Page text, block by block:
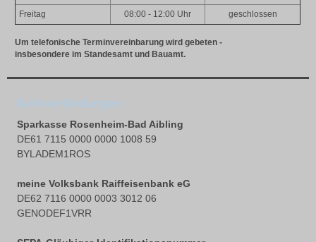
Freitag 08:00 - 12:00 Uhr geschlossen
Um telefonische Terminvereinbarung wird gebeten -
insbesondere im Standesamt und Bauamt.
Bankverbindungen:
Sparkasse Rosenheim-Bad Aibling
DE61 7115 0000 0000 1008 59
BYLADEM1ROS
meine Volksbank Raiffeisenbank eG
DE62 7116 0000 0003 3012 06
GENODEF1VRR